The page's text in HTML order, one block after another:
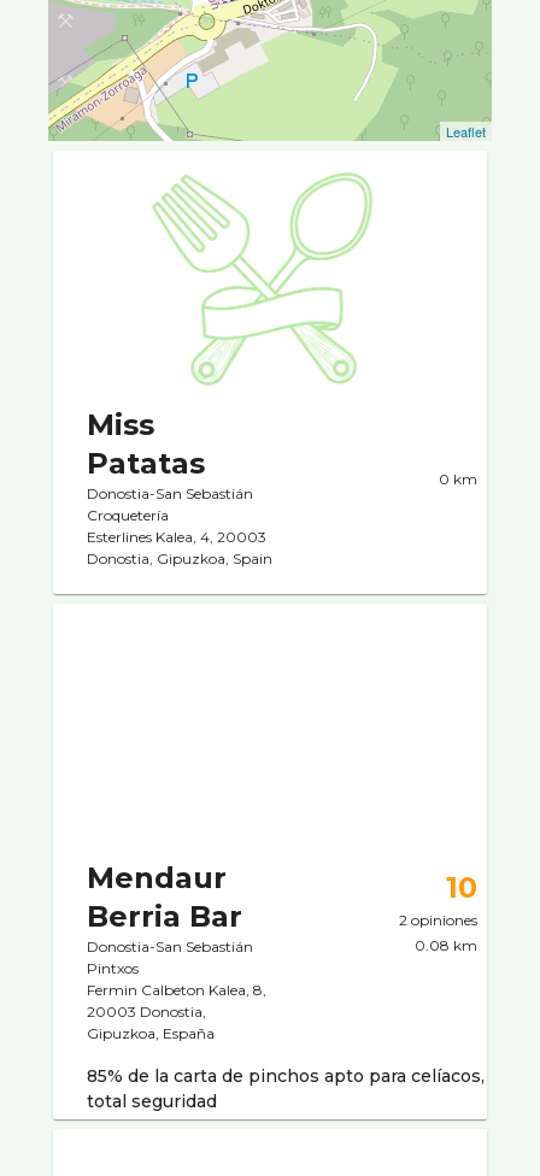
Leaflet
Miss
Patatas
Donostia-San Sebastián
Croquetería
Esterlines Kalea, 4, 20003
Donostia, Gipuzkoa, Spain
0 km
Mendaur
Berria Bar
Donostia-San Sebastián
Pintxos
Fermin Calbeton Kalea, 8,
20003 Donostia,
Gipuzkoa, España
10
2 opiniones
0.08 km
85% de la carta de pinchos apto para celíacos,
total seguridad